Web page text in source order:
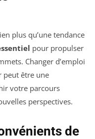
plus qu’une tendance
pour propulser
Changer d’emploi
peut être une
votre parcours
perspectives.
de